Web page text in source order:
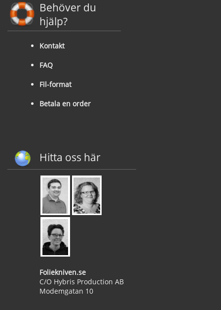
Behöver du
hjälp?
Kontakt
FAQ
Fil-format
Betala en order
Hitta oss här
Foliekniven.se
C/O Hybris Production AB
Modemgatan 10